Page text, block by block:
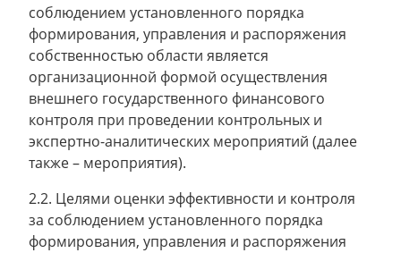
соблюдением установленного порядка
формирования, управления и распоряжения
собственностью области является
организационной формой осуществления
внешнего государственного финансового
контроля при проведении контрольных и
экспертно-аналитических мероприятий (далее
также – мероприятия).
2.2. Целями оценки эффективности и контроля
за соблюдением установленного порядка
формирования, управления и распоряжения